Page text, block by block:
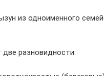
из одноименного
разновидности: